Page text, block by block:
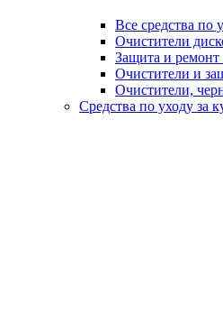
Все средства по
Очистители
Защита и ремонт
Очистители и
Очистители,
Средства по уходу за